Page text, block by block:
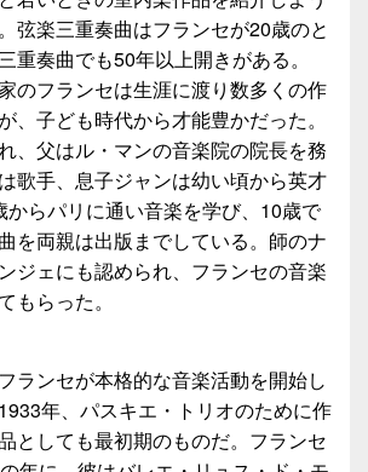
弦楽三重奏曲はフランセが20歳のと
重奏曲でも50年以上開きがある。
のフランセは生涯に渡り数多くの作
、子ども時代から才能豊かだった。
、父はル・マンの音楽院の院長を務
歌手、息子ジャンは幼い頃から英才
からパリに通い音楽を学び、10歳で
を両親は出版までしている。師のナ
ジェにも認められ、フランセの音楽
もらった。
ランセが本格的な音楽活動を開始し
年、パスキエ・トリオのために作
としても最初期のものだ。フランセ